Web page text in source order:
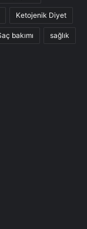
Ketojenik Diyet
bakımı sağlık